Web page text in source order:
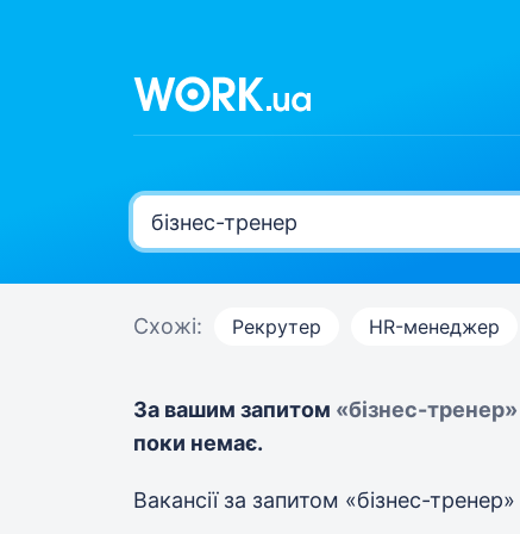
Схожі: Рекрутер HR-менеджер
За вашим запитом «бізнес-тренер»
поки немає.
Вакансії за запитом «бізнес-тренер»